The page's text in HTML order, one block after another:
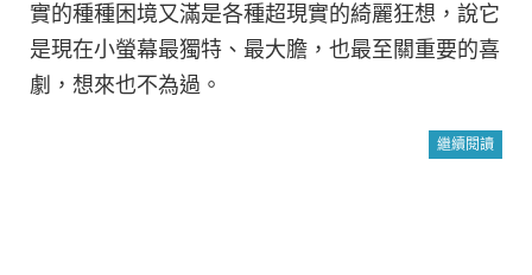
實的種種困境又滿是各種超現實的綺麗狂想，說它
是現在小螢幕最獨特、最大膽，也最至關重要的喜
劇，想來也不為過。
繼續閱讀